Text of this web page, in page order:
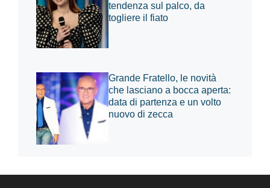
tendenza sul palco, da
togliere il fiato
Grande Fratello, le novità
che lasciano a bocca aperta:
data di partenza e un volto
nuovo di zecca